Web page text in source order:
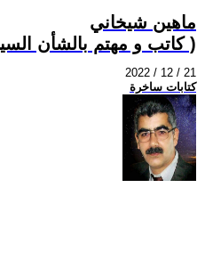
ماهين شيخاني
( كاتب و مهتم بالشأن السياسي )
2022 / 12 / 21
كتابات ساخرة